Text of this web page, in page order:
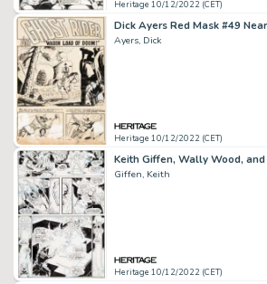
Heritage 10/12/2022 (CET)
Ayers, Dick
Heritage 10/12/2022 (CET)
Giffen, Keith
Heritage 10/12/2022 (CET)